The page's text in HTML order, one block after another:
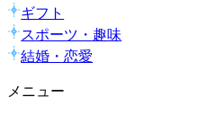
ギフト
スポーツ・趣味
結婚・恋愛
メニュー